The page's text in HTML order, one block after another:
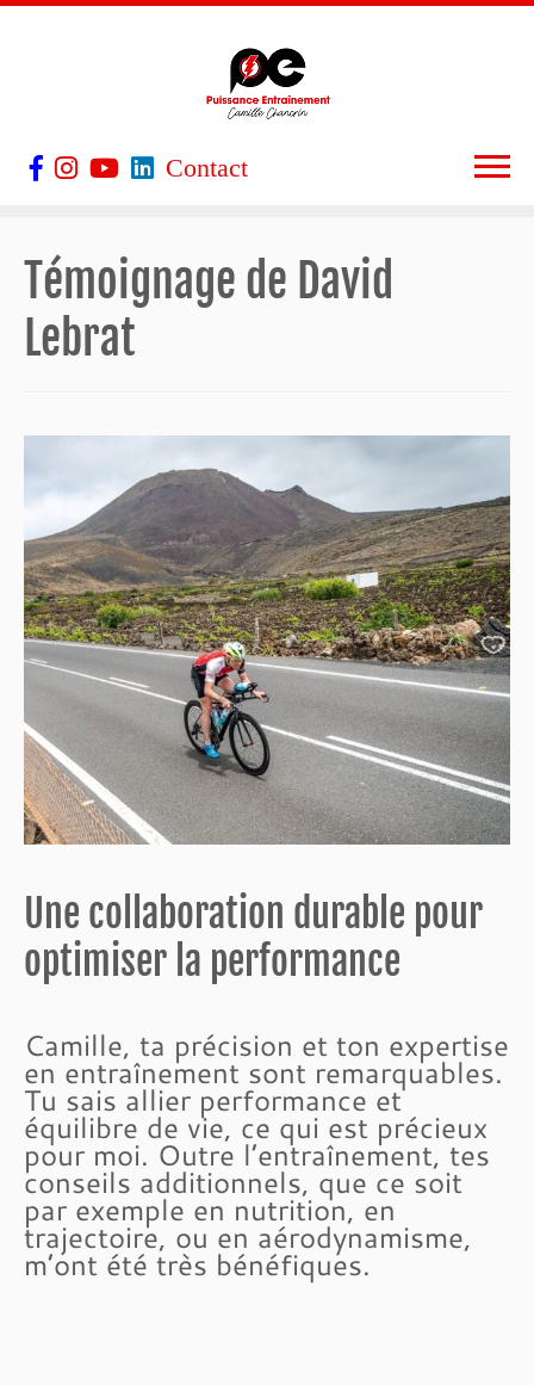
Contact
Témoignage de David
Lebrat
Une collaboration durable pour
optimiser la performance
Camille, ta précision et ton expertise
en entraînement sont remarquables.
Tu sais allier performance et
équilibre de vie, ce qui est précieux
pour moi. Outre l’entraînement, tes
conseils additionnels, que ce soit
par exemple en nutrition, en
trajectoire, ou en aérodynamisme,
m’ont été très bénéfiques.